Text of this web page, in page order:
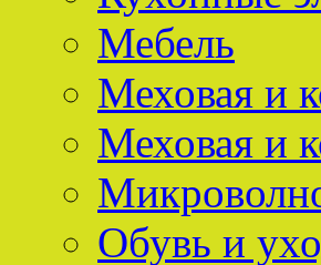
Мебель
Меховая и
Меховая и
Обувь и